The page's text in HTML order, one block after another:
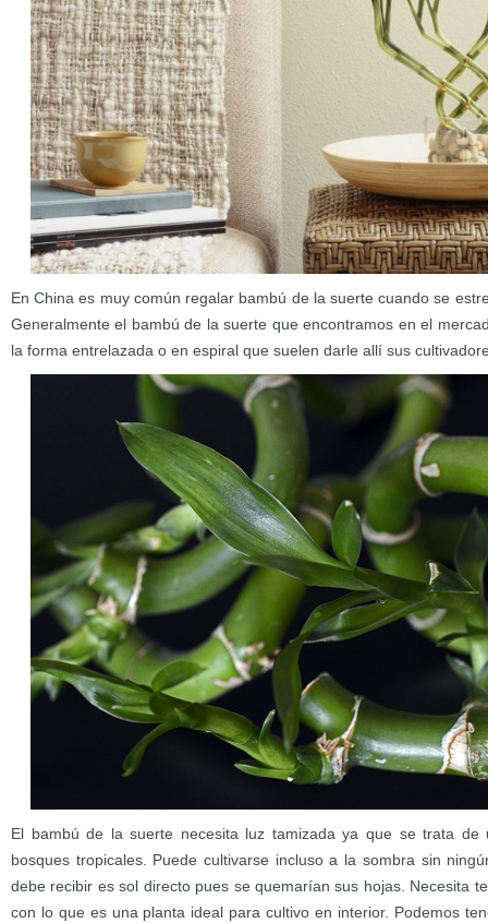
En China es muy común regalar bambú de la suerte cuando se
Generalmente el bambú de la suerte que encontramos en el
la forma entrelazada o en espiral que suelen darle allí sus
El bambú de la suerte necesita luz tamizada ya que se trata de
bosques tropicales. Puede cultivarse incluso a la sombra sin
debe recibir es sol directo pues se quemarían sus hojas. Necesita
con lo que es una planta ideal para cultivo en interior. Podemos